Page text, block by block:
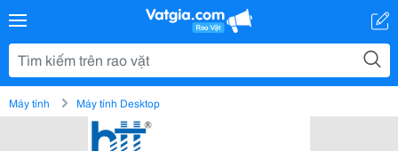
Máy tính Máy tính Desktop